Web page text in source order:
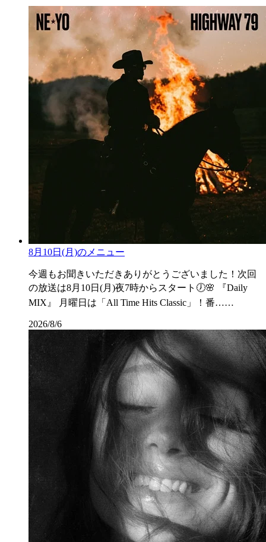
8月10日(月)のメニュー
今週もお聞きいただきありがとうございました！次回
の放送は8月10日(月)夜7時からスタート🕖🌸 『Daily
MIX』 月曜日は「All Time Hits Classic」！番……
2026/8/6